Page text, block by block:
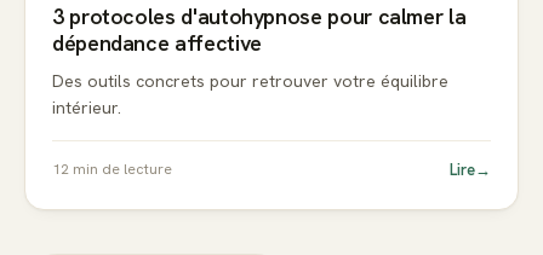
3 protocoles d'autohypnose pour calmer la
dépendance affective
Des outils concrets pour retrouver votre équilibre
intérieur.
12 min de lecture Lire→